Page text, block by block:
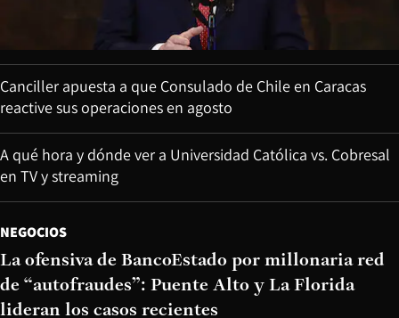
Canciller apuesta a que Consulado de Chile en Caracas
reactive sus operaciones en agosto
A qué hora y dónde ver a Universidad Católica vs. Cobresal
en TV y streaming
NEGOCIOS
La ofensiva de BancoEstado por millonaria red
de “autofraudes”: Puente Alto y La Florida
lideran los casos recientes